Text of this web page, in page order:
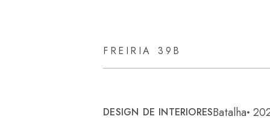
FREIRIA 39B
DESIGN DE INTERIORESBatalha